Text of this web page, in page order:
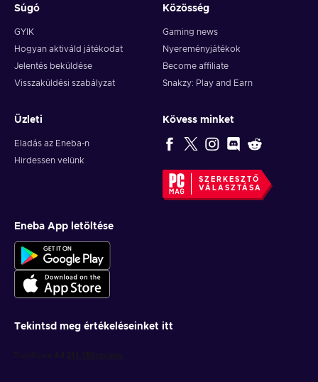
Súgó
GYIK
Hogyan aktiváld játékodat
Jelentés beküldése
Visszaküldési szabályzat
Közösség
Gaming news
Nyereményjátékok
Become affiliate
Snakzy: Play and Earn
Üzleti
Eladás az Eneba-n
Hirdessen velünk
Kövess minket
SZERKESZTŐ
VÁLASZTÁSA
Eneba App letöltése
Tekintsd meg értékeléseinket itt